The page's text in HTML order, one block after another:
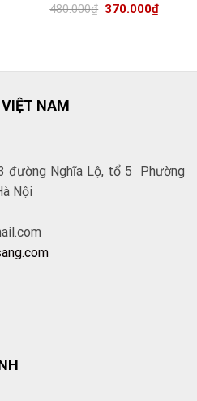
480.000₫ 370.000₫
NAM
đường Nghĩa Lộ, tổ 5 Phường
Nội